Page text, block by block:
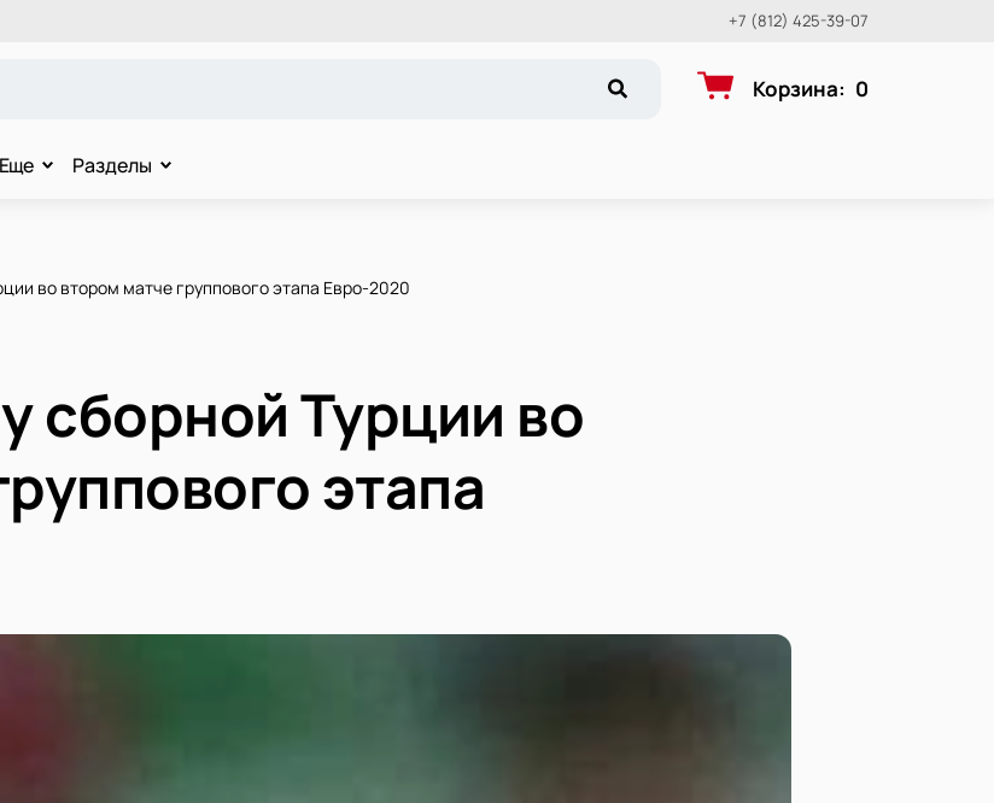
+7 (812) 425-39-07
Корзина: 0
Еще Разделы
во втором матче группового этапа Евро-2020
сборной Турции во
этапа